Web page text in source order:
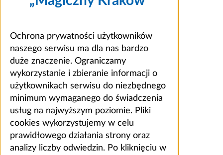
Ochrona prywatności użytkowników
naszego serwisu ma dla nas bardzo
duże znaczenie. Ograniczamy
wykorzystanie i zbieranie informacji o
użytkownikach serwisu do niezbędnego
minimum wymaganego do świadczenia
usług na najwyższym poziomie. Pliki
cookies wykorzystujemy w celu
prawidłowego działania strony oraz
analizy liczby odwiedzin. Po kliknięciu w